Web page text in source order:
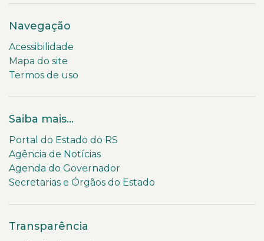
Navegação
Acessibilidade
Mapa do site
Termos de uso
Saiba mais...
Portal do Estado do RS
Agência de Notícias
Agenda do Governador
Secretarias e Órgãos do Estado
Transparência